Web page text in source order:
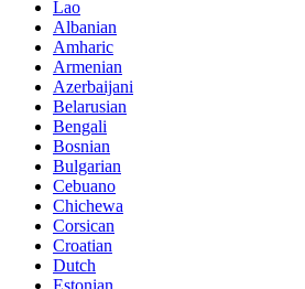
Lao
Albanian
Amharic
Armenian
Azerbaijani
Belarusian
Bengali
Bosnian
Bulgarian
Cebuano
Chichewa
Corsican
Croatian
Dutch
Estonian